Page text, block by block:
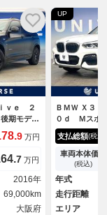
ｖｅ ２
期モデ
ルミ 革
プティブ
ル バック
ター メモ
ックド
エアコン
9 万円
7 万円
2016年
69,000km
大阪府
UP
ＢＭＷ Ｘ３
０ｄ Ｍスポ
ンルーフ ハ
ジ 純正ナビ
カメラ パー
ラス ドライ
ラス 純正１
ラウンレザ
ート シート
支払総額(税込)
車両本体価格
(税込)
年式
走行距離
エリア